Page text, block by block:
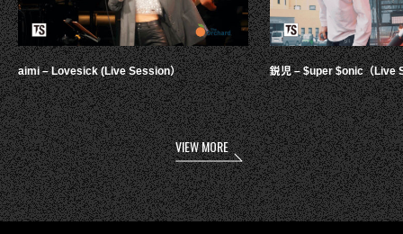
aimi – Lovesick (Live Session） 鋭児 – $uper $onic（Live
VIEW MORE